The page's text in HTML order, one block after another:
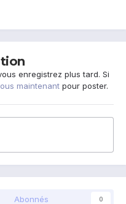
enregistrez plus tard. Si
maintenant pour poster.
Abonnés 0